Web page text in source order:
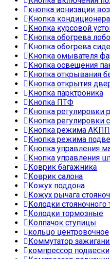
кнопка ионизации
Кнопка кондиционера
Кнопка курсовой
Кнопка обогрева
Кнопка обогрева
Кнопка омывателя
Кнопка освещения
Кнопка открывания
Кнопка открытия
Кнопка парктроника
Кнопка ПТФ
Кнопка регулировки
Кнопка регулировки
Кнопка режима АКПП
Кнопка режима
Кнопка управления
Кнопка управления
Коврик багажника
Коврик салона
Кожух поддона
Кожух рычага
Колодки стояночного
Колодки тормозные
Колпачок ступицы
кольцо центровочное
Коммутатор
компрессор подвески